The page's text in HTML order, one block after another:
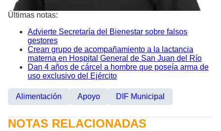
Últimas notas:
Advierte Secretaría del Bienestar sobre falsos
gestores
Crean grupo de acompañamiento a la lactancia
materna en Hospital General de San Juan del Río
Dan 4 años de cárcel a hombre que poseía arma de
uso exclusivo del Ejército
Alimentación Apoyo DIF Municipal
NOTAS RELACIONADAS